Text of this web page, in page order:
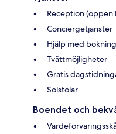
Reception
Conciergetjänster
Hjälp med
Tvättmöjligheter
Gratis
Solstolar
Boendet och